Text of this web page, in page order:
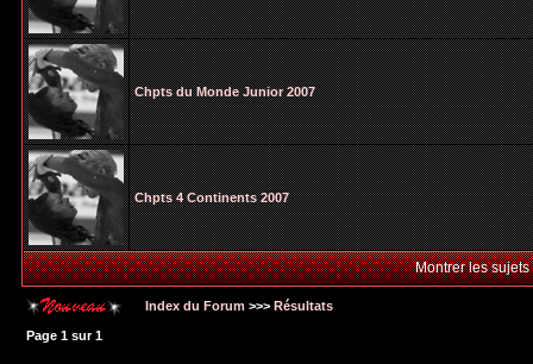
Chpts du Monde Junior 2007
Chpts 4 Continents 2007
Montrer les
Index du Forum >>> Résultats
Page 1 sur1